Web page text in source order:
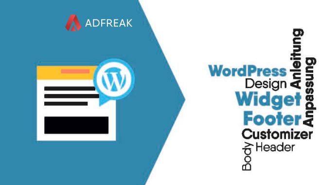
HOME
ÜBER UNS
REFERENZEN
LEISTUNGEN